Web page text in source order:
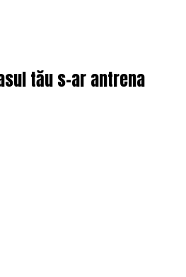
tău s-ar antrena